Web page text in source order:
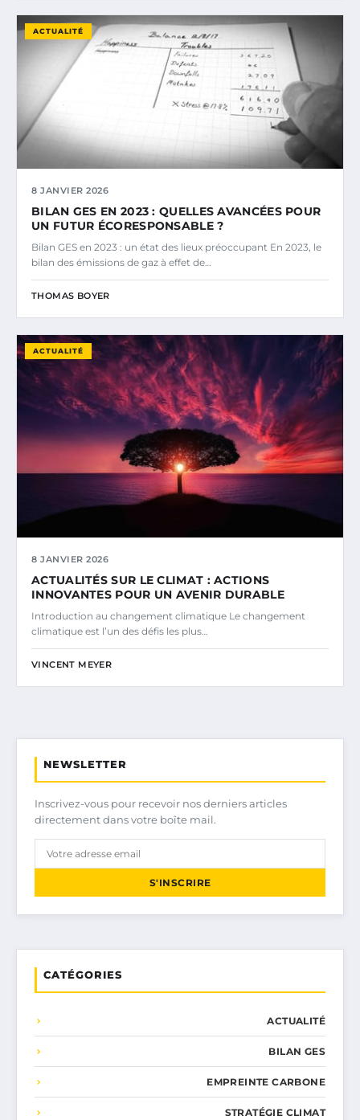
ACTUALITÉ
8 JANVIER 2026
BILAN GES EN 2023 : QUELLES AVANCÉES POUR
UN FUTUR ÉCORESPONSABLE ?
Bilan GES en 2023 : un état des lieux préoccupant En 2023, le
bilan des émissions de gaz à effet de…
THOMAS BOYER
ACTUALITÉ
8 JANVIER 2026
ACTUALITÉS SUR LE CLIMAT : ACTIONS
INNOVANTES POUR UN AVENIR DURABLE
Introduction au changement climatique Le changement
climatique est l’un des défis les plus…
VINCENT MEYER
NEWSLETTER
Inscrivez-vous pour recevoir nos derniers articles
directement dans votre boîte mail.
S'INSCRIRE
CATÉGORIES
ACTUALITÉ
BILAN GES
EMPREINTE CARBONE
STRATÉGIE CLIMAT